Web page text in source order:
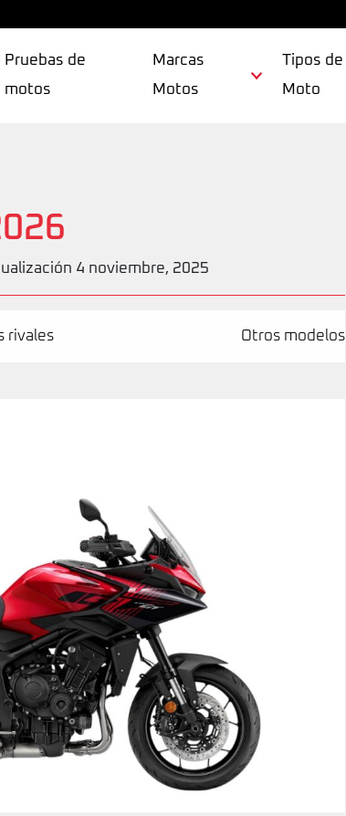
Pruebas de
motos
Marcas
Motos
Tipos de
Moto
4 noviembre, 2025
rivales Otros modelos